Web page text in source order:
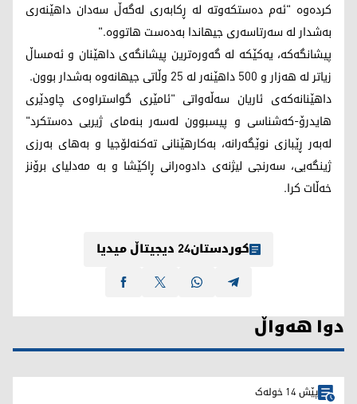
کردەوە "ئەم دەستکەوتە لە ڕکابەری لەگەڵ سەدان داهێنەری
بەشدار لە سەرتاسەری جیهاندا بەدەست هاتووە."
پیشانگەکە، یەکێکە لە گەورەترین پیشانگەی داهێنان و ئەمساڵ
زیاتر لە هەزار و 500 داهێنەر لە 25 وڵاتی جیهانەوە بەشدار بوون.
داهێنانەکەی ئاریان سەڵەواتی "ئامێری گواستراوەی چاودێری
هایدرۆ-کەشناسی و پیسبوون لەسەر بنەمای ژیریی دەستکرد"
لەبەر ڕێبازی نوێگەرانە، بەکارهێنانی تەکنەلۆجیا و بەهای بەرزی
ژینگەیی، سەرنجی لیژنەی دادوەرانی ڕاکێشا و بە مەدلیای برۆنز
خەڵات کرا.
کوردستان24 دیجیتاڵ میدیا
دوا هەواڵ
پێش 14 خولەک